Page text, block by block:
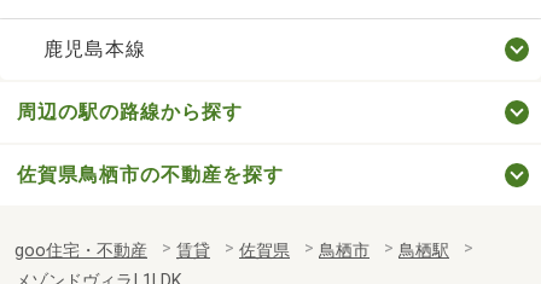
鹿児島本線
周辺の駅の路線から探す
佐賀県鳥栖市の不動産を探す
goo住宅・不動産 賃貸 佐賀県 鳥栖市
鳥栖駅